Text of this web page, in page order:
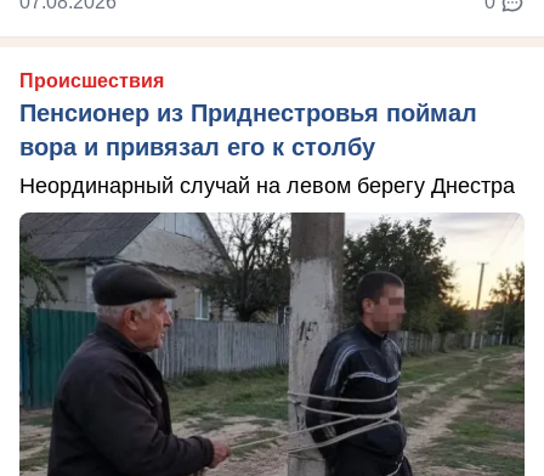
Происшествия
Пенсионер из Приднестровья поймал
вора и привязал его к столбу
Неординарный случай на левом берегу Днестра